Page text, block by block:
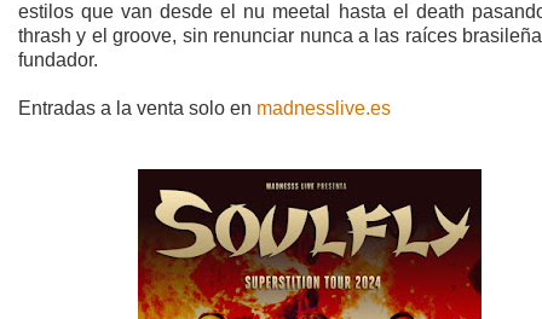
estilos que van desde el nu meetal hasta el death
thrash y el groove, sin renunciar nunca a las raíces
fundador.
Entradas a la venta solo en madnesslive.es